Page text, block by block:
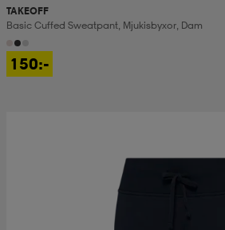
TAKEOFF
Basic Cuffed Sweatpant, Mjukisbyxor, Dam
150:-